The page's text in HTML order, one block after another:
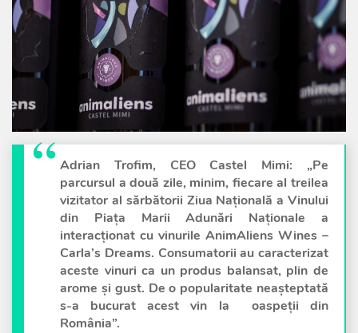
Adrian Trofim, CEO Castel Mimi: „Pe
parcursul a două zile, minim, fiecare al treilea
vizitator al sărbătorii Ziua Națională a Vinului
din Piața Marii Adunări Naționale a
interacționat cu vinurile AnimAliens Wines –
Carla’s Dreams. Consumatorii au caracterizat
aceste vinuri ca un produs balansat, plin de
arome și gust. De o popularitate neașteptată
s-a bucurat acest vin la oaspeții din
România”.